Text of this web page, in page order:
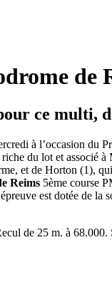
de
ce multi,
à l’occasion du
du lot et associé
et de Horton (1),
Reims 5ème course
est dotée de la
de 25 m. à